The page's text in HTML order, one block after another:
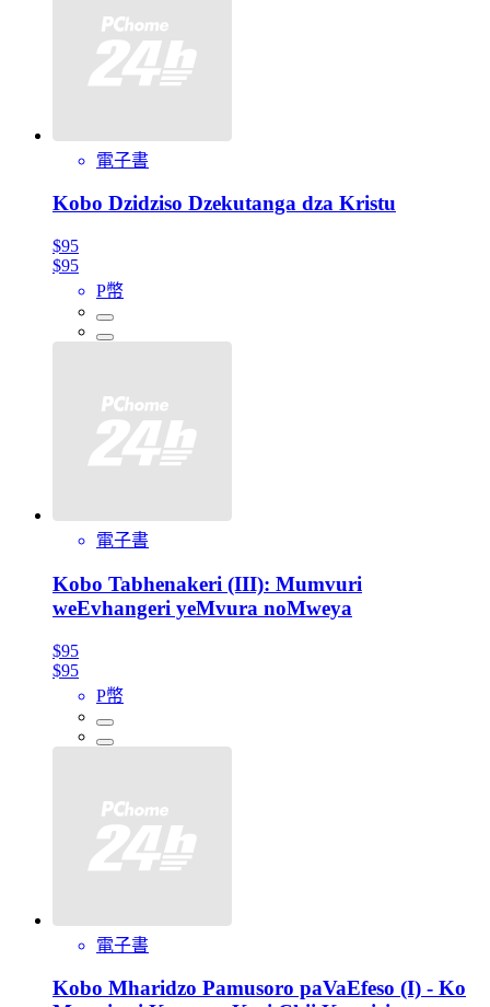
電子書
Kobo Dzidziso Dzekutanga dza Kristu
$95
$95
P幣
電子書
Kobo Tabhenakeri (III): Mumvuri
weEvhangeri yeMvura noMweya
$95
$95
P幣
電子書
Kobo Mharidzo Pamusoro paVaEfeso (I) - Ko